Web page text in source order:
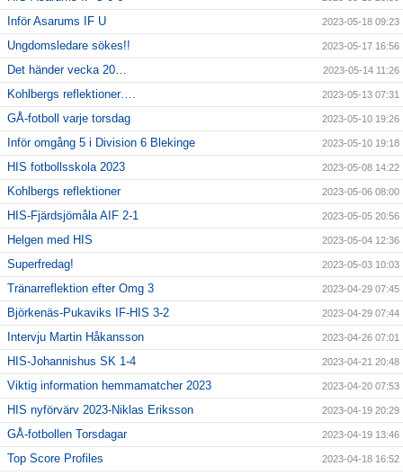
Inför Asarums IF U 2023-05-18 09:23
Ungdomsledare sökes!! 2023-05-17 16:56
Det händer vecka 20… 2023-05-14 11:26
Kohlbergs reflektioner…. 2023-05-13 07:31
GÅ-fotboll varje torsdag 2023-05-10 19:26
Inför omgång 5 i Division 6 Blekinge 2023-05-10 19:18
HIS fotbollsskola 2023 2023-05-08 14:22
Kohlbergs reflektioner 2023-05-06 08:00
HIS-Fjärdsjömåla AIF 2-1 2023-05-05 20:56
Helgen med HIS 2023-05-04 12:36
Superfredag! 2023-05-03 10:03
Tränarreflektion efter Omg 3 2023-04-29 07:45
Björkenäs-Pukaviks IF-HIS 3-2 2023-04-29 07:44
Intervju Martin Håkansson 2023-04-26 07:01
HIS-Johannishus SK 1-4 2023-04-21 20:48
Viktig information hemmamatcher 2023 2023-04-20 07:53
HIS nyförvärv 2023-Niklas Eriksson 2023-04-19 20:29
GÅ-fotbollen Torsdagar 2023-04-19 13:46
Top Score Profiles 2023-04-18 16:52